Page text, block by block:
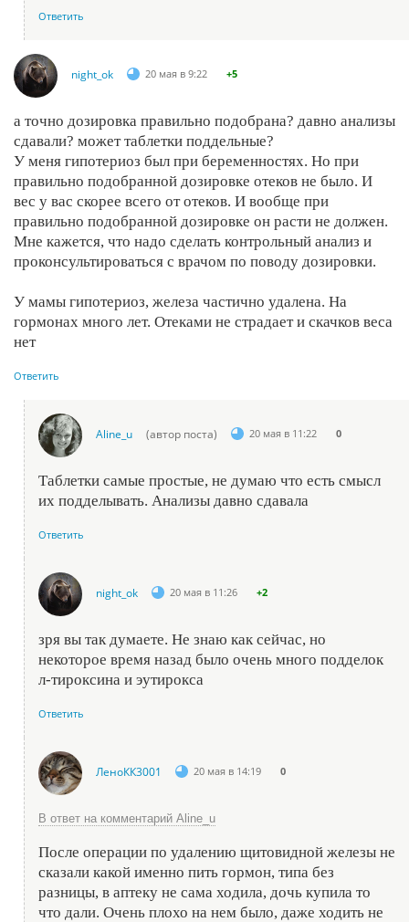
Ответить
night_ok 20 мая в 9:22 +5
а точно дозировка правильно подобрана? давно анализы
сдавали? может таблетки поддельные?
У меня гипотериоз был при беременностях. Но при
правильно подобранной дозировке отеков не было. И
вес у вас скорее всего от отеков. И вообще при
правильно подобранной дозировке он расти не должен.
Мне кажется, что надо сделать контрольный анализ и
проконсультироваться с врачом по поводу дозировки.
У мамы гипотериоз, железа частично удалена. На
гормонах много лет. Отеками не страдает и скачков веса
нет
Ответить
Aline_u (автор поста) 20 мая в 11:22 0
Таблетки самые простые, не думаю что есть смысл
их подделывать. Анализы давно сдавала
Ответить
night_ok 20 мая в 11:26 +2
зря вы так думаете. Не знаю как сейчас, но
некоторое время назад было очень много подделок
л-тироксина и эутирокса
Ответить
ЛеноКК3001 20 мая в 14:19 0
В ответ на комментарий Aline_u
После операции по удалению щитовидной железы не
сказали какой именно пить гормон, типа без
разницы, в аптеку не сама ходила, дочь купила то
что дали. Очень плохо на нем было, даже ходить не